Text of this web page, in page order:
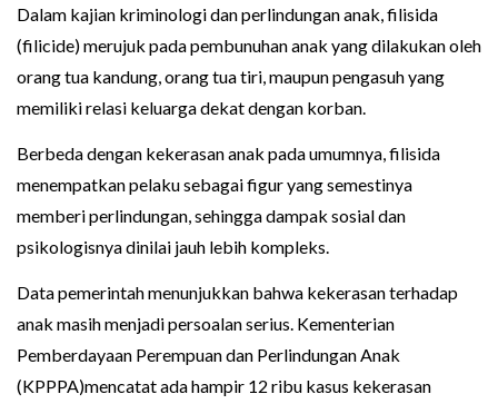
Dalam kajian kriminologi dan perlindungan anak, filisida
(filicide) merujuk pada pembunuhan anak yang dilakukan oleh
orang tua kandung, orang tua tiri, maupun pengasuh yang
memiliki relasi keluarga dekat dengan korban.
Berbeda dengan kekerasan anak pada umumnya, filisida
menempatkan pelaku sebagai figur yang semestinya
memberi perlindungan, sehingga dampak sosial dan
psikologisnya dinilai jauh lebih kompleks.
Data pemerintah menunjukkan bahwa kekerasan terhadap
anak masih menjadi persoalan serius. Kementerian
Pemberdayaan Perempuan dan Perlindungan Anak
(KPPPA)mencatat ada hampir 12 ribu kasus kekerasan